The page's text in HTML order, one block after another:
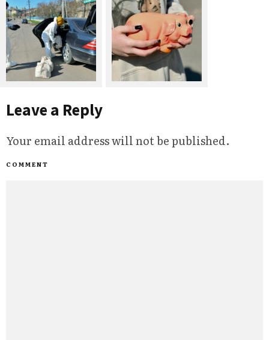
Leave a Reply
Your email address will not be published.
COMMENT